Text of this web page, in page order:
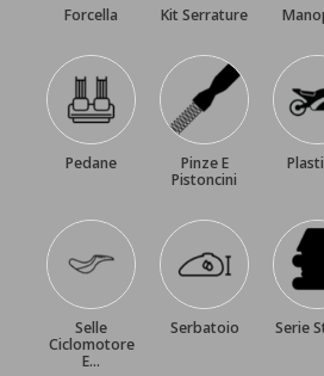
Forcella Kit Serrature
Pedane
Pinze E
Pistoncini
Selle
Ciclomotore
E...
Serbatoio Serie